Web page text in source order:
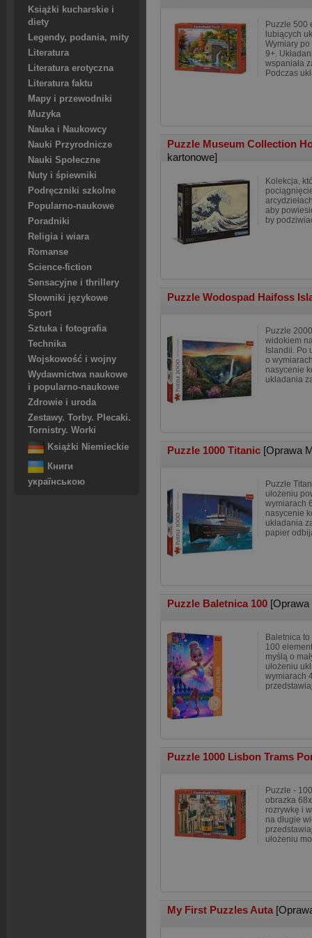
Książki kucharskie i
diety
Legendy, podania, mity
Literatura
Literatura erotyczna
Literatura faktu
Mapy i przewodniki
Muzyka
Nauka i Naukowcy
Nauki Przyrodnicze
Nauki Społeczne
Nuty i śpiewniki
Podręczniki szkolne
Popularno-naukowe
Poradniki
Religia i wiara
Romanse
Science-fiction
Sensacyjne i thrillery
Słowniki językowe
Sport
Sztuka i fotografia
Technika
Wojskowość i wojny
Wydawnictwa naukowe
i popularno-naukowe
Zdrowie i uroda
Zestawy. Torby. Plecaki.
Tornistry. Worki
Książki Niemieckie
Книги
українською
Puzzle 500
lubiących
Wymiary po
9+.
wspaniała
Podczas
Puzzle Museum Collection
kartonowe]
Kolekcja,
aby
by
Puzzle Wodospad Haifoss
Puzzle
widokiem
Islandii. Po
o
nasycenie
układania
Puzzle 1000 Titanic [Oprawa
Puzzle
ułożeniu
wymiarach
nasycenie
układania
papier
Puzzle Baletnica 100 [Oprawa
Baletnica
100
myślą o
ułożeniu
wymiarach
Puzzle 1000 Lisbon Trams
Puzzle -
obrazka
rozrywkę i
na długie
ułożeniu
My First Puzzles Auta